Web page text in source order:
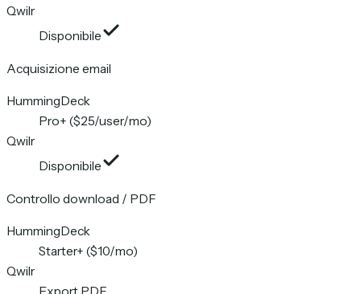
Qwilr
Disponibile
Acquisizione email
HummingDeck
Pro+ ($25/user/mo)
Qwilr
Disponibile
Controllo download / PDF
HummingDeck
Starter+ ($10/mo)
Qwilr